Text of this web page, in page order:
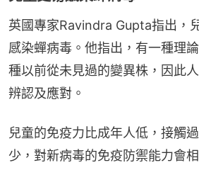
英國專家Ravindra Gupta指出，
感染蟬病毒。他指出，有一種理
種以前從未見過的變異株，因此
辨認及應對。
兒童的免疫力比成年人低，接觸
少，對新病毒的免疫防禦能力會